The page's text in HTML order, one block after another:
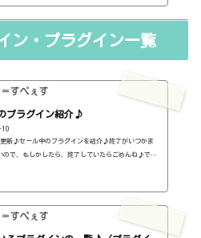
【セール等の価格】※全てのセールを把握しているわ
、参考までに・・・2025年5月 499ドル2025年11月
さま）BeatmakerBeatmaker Bundle【定価】199ドル
ン・プラグイン一覧
すぺぇす
プラグイン紹介♪
更新♪セール中のプラグインを紹介♪終了がいつかま
ので、もしかしたら、終了していたらごめんね♪で、
IK MULTIMEDIA）定価：299.99ユーロ → 69.99ドル（A
ん）Total Studio 5 MAX（IK MULTIMEDIA）定価：599.9
すぺぇす